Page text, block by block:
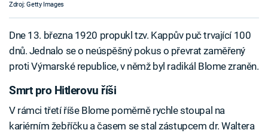
Zdroj: Getty Images
Dne 13. března 1920 propukl tzv. Kappův puč trvající 100
dnů. Jednalo se o neúspěšný pokus o převrat zaměřený
proti Výmarské republice, v němž byl radikál Blome zraněn.
Smrt pro Hitlerovu říši
V rámci třetí říše Blome poměrně rychle stoupal na
kariérním žebříčku a časem se stal zástupcem dr. Waltera